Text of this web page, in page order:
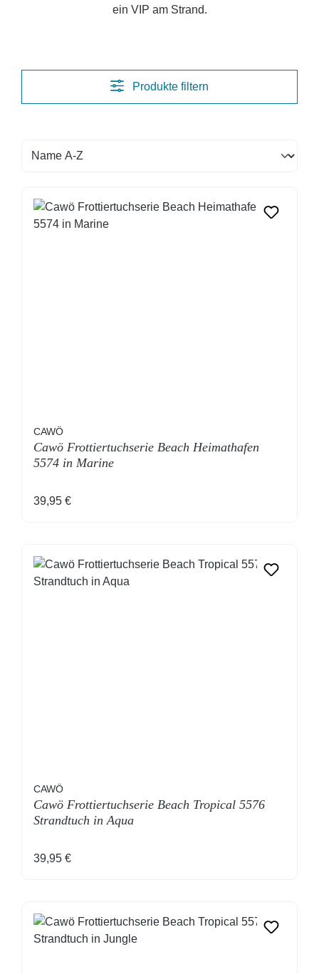
ein VIP am Strand.
Produkte filtern
CAWÖ
Cawö Frottiertuchserie Beach Heimathafen
5574 in Marine
Regulärer Preis:
39,95 €
CAWÖ
Cawö Frottiertuchserie Beach Tropical 5576
Strandtuch in Aqua
Regulärer Preis:
39,95 €